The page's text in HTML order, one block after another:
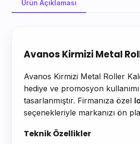
Ürün Açıklaması
Avanos Kirmizi Metal
Avanos Kirmizi Metal Roller
hediye ve promosyon
tasarlanmıştır. Firmanıza özel
seçenekleriyle markanızı ön
Teknik Özellikler